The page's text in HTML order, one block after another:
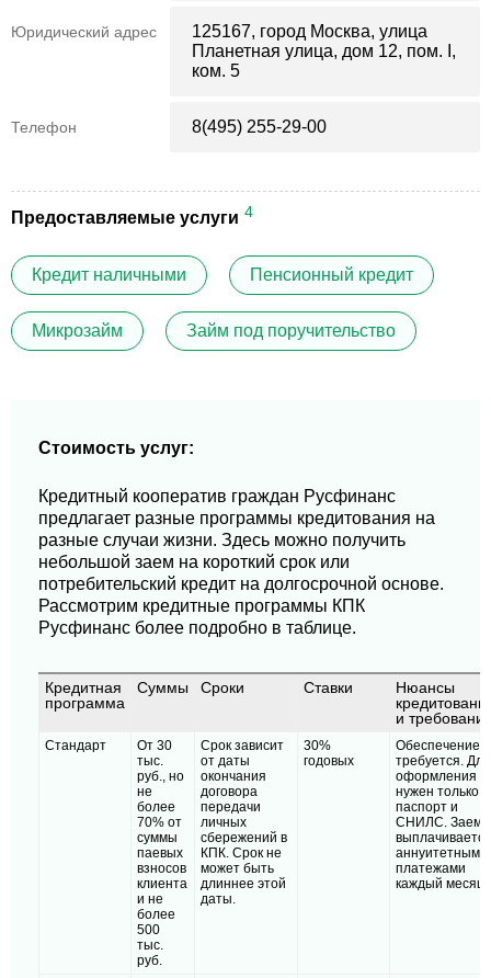
Юридический адрес
125167, город Москва, улица
Планетная улица, дом 12, пом. I,
ком. 5
Телефон 8(495) 255-29-00
Предоставляемые услуги 4
Кредит наличными Пенсионный кредит
Микрозайм Займ под поручительство
Стоимость услуг:
Кредитный кооператив граждан Русфинанс
предлагает разные программы кредитования на
разные случаи жизни. Здесь можно получить
небольшой заем на короткий срок или
потребительский кредит на долгосрочной основе.
Рассмотрим кредитные программы КПК
Русфинанс более подробно в таблице.
Кредитная
программа
Суммы Сроки Ставки
Нюансы
и
Стандарт
От 30
тыс.
руб., но
не
более
70% от
суммы
паевых
взносов
клиента
и не
более
500
тыс.
руб.
Срок зависит
от даты
окончания
договора
передачи
личных
сбережений в
КПК. Срок не
может быть
длиннее этой
даты.
30%
годовых
Обеспечение
требуется. Для
оформления
нужен только
паспорт и
СНИЛС. Заем
выплачивается
аннуитетными
платежами
каждый месяц.